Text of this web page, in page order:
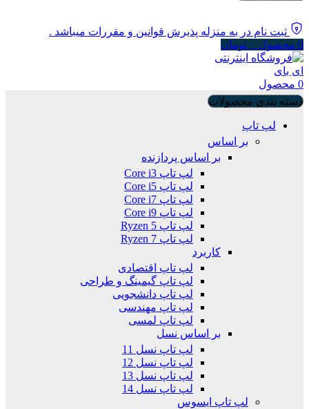
ثبت نام در به منزله پذیرش قوانین و مقررات میباشد .
0 محصول ۰ تومان
0 محصول
دسته بندی محصولات
لپ تاپ
بر اساس
بر اساس پردازنده
لپ تاپ Core i3
لپ تاپ Core i5
لپ تاپ Core i7
لپ تاپ Core i9
لپ تاپ Ryzen 5
لپ تاپ Ryzen 7
کاربرد
لپ تاپ اقتصادی
لپ تاپ گیمینگ و طراحی
لپ تاپ دانشجویی
لپ تاپ مهندسی
لپ تاپ لمسی
بر اساس نسل
لپ تاپ نسل 11
لپ تاپ نسل 12
لپ تاپ نسل 13
لپ تاپ نسل 14
لپ تاپ ایسوس